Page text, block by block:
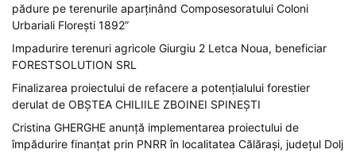
pădure pe terenurile aparținând Composesoratului Coloni
Urbariali Florești 1892”
Impadurire terenuri agricole Giurgiu 2 Letca Noua, beneficiar
FORESTSOLUTION SRL
Finalizarea proiectului de refacere a potențialului forestier
derulat de OBȘTEA CHILIILE ZBOINEI SPINEȘTI
Cristina GHERGHE anunță implementarea proiectului de
împădurire finanțat prin PNRR în localitatea Călărași, județul Dolj